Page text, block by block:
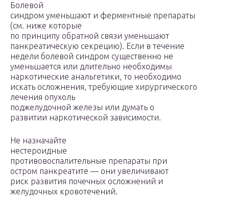
Болевой
синдром уменьшают и ферментные препараты
(см. ниже которые
по принципу обратной связи уменьшают
панкреатическую секрецию). Если в течение
недели болевой синдром существенно не
уменьшается или длительно необходимы
наркотические анальгетики, то необходимо
искать осложнения, требующие хирургического
лечения опухоль
поджелудочной железы или думать о
развитии наркотической зависимости.
Не назначайте
нестероидные
противовоспалительные препараты при
остром панкреатите — они увеличивают
риск развития почечных осложнений и
желудочных кровотечений.